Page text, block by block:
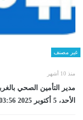
غير مصنف
منذ 10 أشهر
مدير التأمين الصحي
الأحد، 5 أكتوبر 2025 03:56 مـ